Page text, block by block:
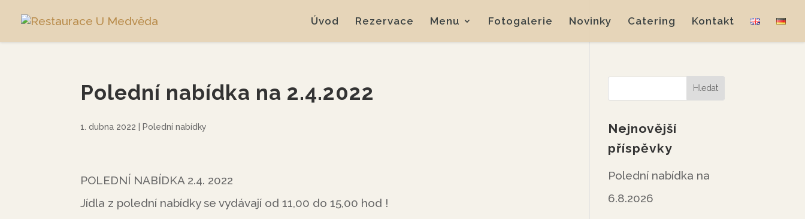
Úvod Rezervace Menu Fotogalerie Novinky Catering Kontakt
Polední nabídka na 2.4.2022
1. dubna 2022 Polední nabídky
POLEDNÍ NABÍDKA 2.4. 2022
Jídla z polední nabídky se vydávají od 11,00 do 15,00 hod !
Nejnovější
příspěvky
Polední nabídka na
6.8.2026